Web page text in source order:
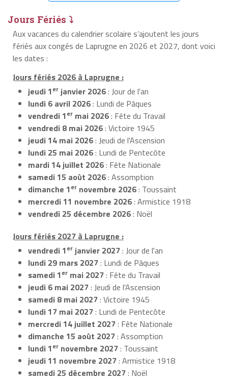
Jours Fériés ⤵
Aux vacances du calendrier scolaire s’ajoutent les jours
fériés aux congés de Laprugne en 2026 et 2027, dont voici
les dates :
Jours fériés 2026 à Laprugne :
jeudi 1er janvier 2026: Jour de l'an
lundi 6 avril 2026: Lundi de Pâques
vendredi 1er mai 2026: Fête du Travail
vendredi 8 mai 2026: Victoire 1945
jeudi 14 mai 2026: Jeudi de l'Ascension
lundi 25 mai 2026: Lundi de Pentecôte
mardi 14 juillet 2026: Fête Nationale
samedi 15 août 2026: Assomption
dimanche 1er novembre 2026: Toussaint
mercredi 11 novembre 2026: Armistice 1918
vendredi 25 décembre 2026: Noël
Jours fériés 2027 à Laprugne :
vendredi 1er janvier 2027: Jour de l'an
lundi 29 mars 2027: Lundi de Pâques
samedi 1er mai 2027: Fête du Travail
jeudi 6 mai 2027: Jeudi de l'Ascension
samedi 8 mai 2027: Victoire 1945
lundi 17 mai 2027: Lundi de Pentecôte
mercredi 14 juillet 2027: Fête Nationale
dimanche 15 août 2027: Assomption
lundi 1er novembre 2027: Toussaint
jeudi 11 novembre 2027: Armistice 1918
samedi 25 décembre 2027: Noël